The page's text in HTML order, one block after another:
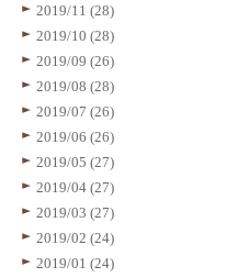
2019/11 (28)
2019/10 (28)
2019/09 (26)
2019/08 (28)
2019/07 (26)
2019/06 (26)
2019/05 (27)
2019/04 (27)
2019/03 (27)
2019/02 (24)
2019/01 (24)